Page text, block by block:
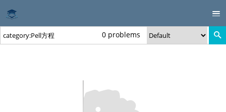
0 problems